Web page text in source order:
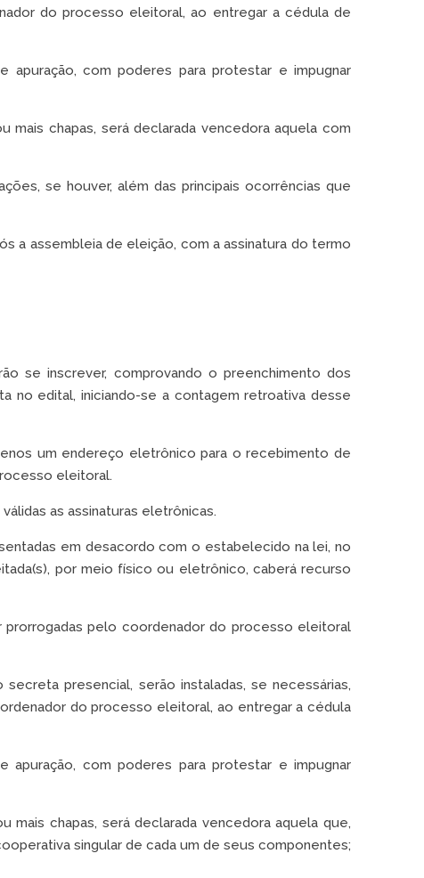
do processo eleitoral, ao entregar a cédula de
apuração, com poderes para protestar e impugnar
chapas, será declarada vencedora aquela com
se houver, além das principais ocorrências que
a assembleia de eleição, com a assinatura do termo
se inscrever, comprovando o preenchimento dos
no edital, iniciando-se a contagem retroativa desse
um endereço eletrônico para o recebimento de
eleitoral.
as assinaturas eletrônicas.
em desacordo com o estabelecido na lei, no
por meio físico ou eletrônico, caberá recurso
prorrogadas pelo coordenador do processo eleitoral
presencial, serão instaladas, se necessárias,
do processo eleitoral, ao entregar a cédula
apuração, com poderes para protestar e impugnar
chapas, será declarada vencedora aquela que,
singular de cada um de seus componentes;